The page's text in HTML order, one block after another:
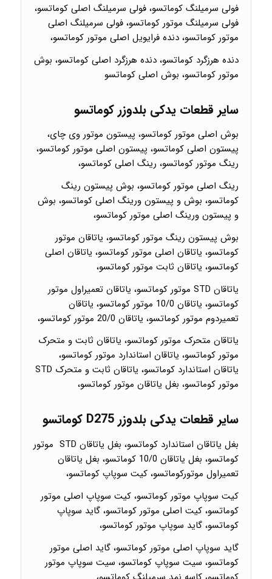
فولی سرمیلنگ کوماتسو، فولی سرمیلنگ اصلی کوماتسو،
فولی سرمیلنگ موتور کوماتسو، فولی سرمیلنگ اصلی
موتور کوماتسو، دنده فرایویل اصلی موتور کوماتسو،
دنده هرزگرد کوماتسو، دنده هرزگرد اصلی کوماتسو، بوش
موتور کوماتسو، بوش اصلی کوماتسو
سایر قطعات یدکی بلدوزر کوماتسو
بوش اصلی موتور کوماتسو، پیستون موتور وی چای،
پیستون اصلی کوماتسو، پیستون اصلی موتور کوماتسو،
رینگ موتور کوماتسو، رینگ اصلی کوماتسو،
رینگ اصلی موتور کوماتسو، بوش پیستون رینگ
کوماتسو، بوش و پیستون ورینگ اصلی کوماتسو، بوش
و پیستون ورینگ اصلی موتور کوماتسو،
بوش پیستون رینگ موتور کوماتسو، یاتاقان موتور
کوماتسو، یاتاقان اصلی موتور کوماتسو، یاتاقان اصلی
کوماتسو، یاتاقان ثابت موتور کوماتسو،
یاتاقان STD موتور کوماتسو، یاتاقان تعمیراول موتور
کوماتسو، یاتاقان 10/0 موتور کوماتسو، یاتاقان
تعمیردوم موتور کوماتسو، یاتاقان 20/0 موتور کوماتسو،
یاتاقان متحرک موتور کوماتسو، یاتاقان ثابت و متحرک
موتور کوماتسو، یاتاقان استاندارد موتور کوماتسو،
یاتاقان استاندارد کوماتسو، یاتاقان ثابت و متحرک STD
موتور کوماتسو، بغل یاتاقان موتور کوماتسو،
سایر قطعات یدکی بلدوزر D275 کوماتسو
بغل یاتاقان استاندارد کوماتسو، بغل یاتاقان STD موتور
کوماتسو، بغل یاتاقان 10/0 کوماتسو، بغل یاتاقان
تعمیراول موتورکوماتسو، کیت سوپاپ کوماتسو،
کیت سوپاپ موتور کوماتسو، کیت سوپاپ اصلی موتور
کوماتسو، کیت اصلی موتور کوماتسو، گاید سوپاپ
کوماتسو، گاید سوپاپ موتور کوماتسو،
گاید سوپاپ اصلی موتور کوماتسو، گاید اصلی موتور
کوماتسو، سیت سوپاپ کوماتسو، سیت سوپاپ موتور